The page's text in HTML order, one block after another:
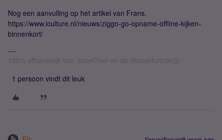
Nog een aanvulling op het artikel van Frans.
https://www.iculture.nl/nieuws/ziggo-go-opname-offline-kijken-
binnenkort/
100% afhankelijk van VoiceOver en de dicteerfunctie😉
1 persoon vindt dit leuk